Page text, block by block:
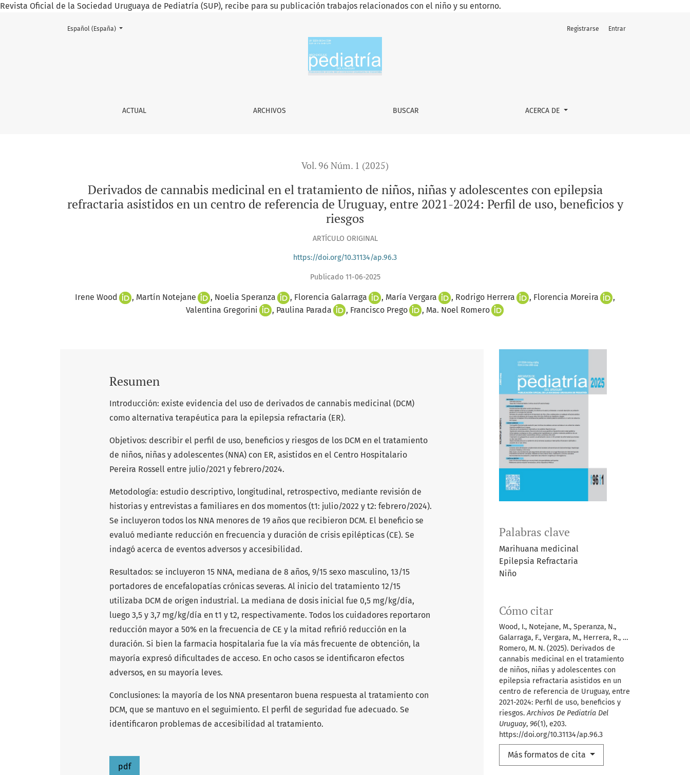
Revista Oficial de la Sociedad Uruguaya de Pediatría (SUP), recibe para su publicación trabajos relacionados con el niño y su entorno.
Derivados de cannabis medicinal en el tratamiento de niños, niñas y adolescentes con epilepsia refractaria asistidos en un centro de referencia de Uruguay, entre 2021-
ACTUAL ARCHIVOS BUSCAR ACERCA DE
Registrarse Entrar
Cambiar el idioma. El actual es:
Español (España)
Vol. 96 Núm. 1 (2025)
Derivados de cannabis medicinal en el tratamiento de niños, niñas y adolescentes con epilepsia
refractaria asistidos en un centro de referencia de Uruguay, entre 2021-2024: Perfil de uso, beneficios y
riesgos
ARTÍCULO ORIGINAL
https://doi.org/10.31134/ap.96.3
Publicado 11-06-2025
Irene Wood Martín Notejane Noelia Speranza Florencia Galarraga María Vergara Rodrigo Herrera
Florencia Moreira
Valentina Gregorini
Paulina Parada Francisco Prego Ma. Noel Romero
Palabras clave
Marihuana medicinal
Epilepsia Refractaria
Niño
Cómo citar
Wood, I., Notejane, M., Speranza, N.,
Galarraga, F., Vergara, M., Herrera, R., …
Romero, M. N. (2025). Derivados de
cannabis medicinal en el tratamiento
de niños, niñas y adolescentes con
epilepsia refractaria asistidos en un
centro de referencia de Uruguay, entre
2021-2024: Perfil de uso, beneficios y
riesgos.Archivos De Pediatría Del
Uruguay, 96(1), e203.
https://doi.org/10.31134/ap.96.3
Más formatos de cita
Resumen
Introducción: existe evidencia del uso de derivados de cannabis medicinal (DCM)
como alternativa terapéutica para la epilepsia refractaria (ER).
Objetivos: describir el perfil de uso, beneficios y riesgos de los DCM en el tratamiento
de niños, niñas y adolescentes (NNA) con ER, asistidos en el Centro Hospitalario
Pereira Rossell entre julio/2021 y febrero/2024.
Metodología: estudio descriptivo, longitudinal, retrospectivo, mediante revisión de
historias y entrevistas a familiares en dos momentos (t1: julio/2022 y t2: febrero/2024).
Se incluyeron todos los NNA menores de 19 años que recibieron DCM. El beneficio se
evaluó mediante reducción en frecuencia y duración de crisis epilépticas (CE). Se
indagó acerca de eventos adversos y accesibilidad.
Resultados: se incluyeron 15 NNA, mediana de 8 años, 9/15 sexo masculino, 13/15
portadores de encefalopatías crónicas severas. Al inicio del tratamiento 12/15
utilizaba DCM de origen industrial. La mediana de dosis inicial fue 0,5 mg/kg/día,
luego 3,5 y 3,7 mg/kg/día en t1 y t2, respectivamente. Todos los cuidadores reportaron
reducción mayor a 50% en la frecuencia de CE y la mitad refirió reducción en la
duración. Si bien la farmacia hospitalaria fue la vía más frecuente de obtención, la
mayoría expresó dificultades de acceso. En ocho casos se identificaron efectos
adversos, en su mayoría leves.
Conclusiones: la mayoría de los NNA presentaron buena respuesta al tratamiento con
DCM, que se mantuvo en el seguimiento. El perfil de seguridad fue adecuado. Se
identificaron problemas de accesibilidad al tratamiento.
pdf